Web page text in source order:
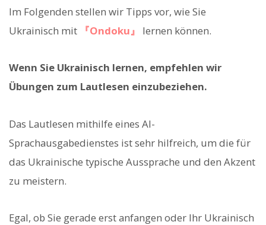
Im Folgenden stellen wir Tipps vor, wie Sie
Ukrainisch mit
『Ondoku』 lernen können.
Wenn Sie Ukrainisch lernen, empfehlen wir
Übungen zum Lautlesen einzubeziehen.
Das Lautlesen mithilfe eines AI-
Sprachausgabedienstes ist sehr hilfreich, um die für
das Ukrainische typische Aussprache und den Akzent
zu meistern.
Egal, ob Sie gerade erst anfangen oder Ihr Ukrainisch